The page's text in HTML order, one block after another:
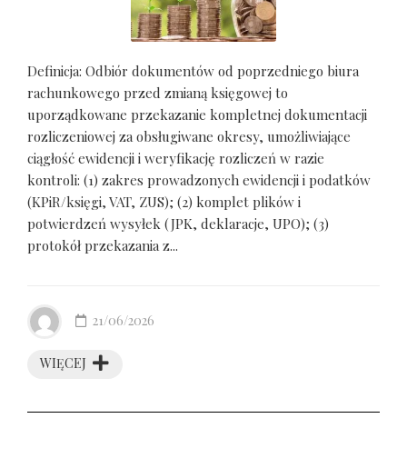
Definicja: Odbiór dokumentów od poprzedniego biura
rachunkowego przed zmianą księgowej to
uporządkowane przekazanie kompletnej dokumentacji
rozliczeniowej za obsługiwane okresy, umożliwiające
ciągłość ewidencji i weryfikację rozliczeń w razie
kontroli: (1) zakres prowadzonych ewidencji i podatków
(KPiR/księgi, VAT, ZUS); (2) komplet plików i
potwierdzeń wysyłek (JPK, deklaracje, UPO); (3)
protokół przekazania z...
WIĘCEJ
21/06/2026